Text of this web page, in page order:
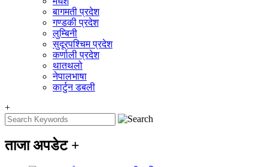
बागमती प्रदेश
गण्डकी प्रदेश
लुम्बिनी
सुदूरपश्चिम प्रदेश
कर्णाली प्रदेश
थातथलो
नेपालभाषा
कार्टुन डबली
+
ताजा अपडेट +